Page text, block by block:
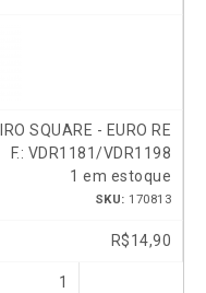
SQUARE - EURO RE
F.: VDR1181/VDR1198
1 em estoque
SKU: 170813
R$14,90
1